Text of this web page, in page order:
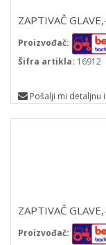
ZAPTIVAČ
Proizvođač:
Šifra artikla: 16912
Pošalji mi detaljnu
ZAPTIVAČ
Proizvođač: